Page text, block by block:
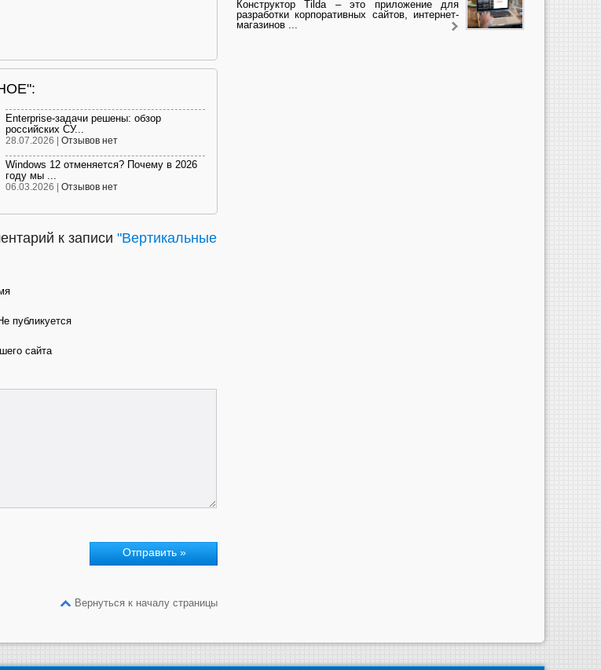
Enterprise-задачи решены: обзор
российских СУ...
28.07.2026 | Отзывов нет
Windows 12 отменяется? Почему в 2026
году мы ...
06.03.2026 | Отзывов нет
к записи "Вертикальные
публикуется
сайта
Вернуться к началу страницы
Конструктор Tilda – это приложение для
разработки корпоративных сайтов, интернет-
магазинов ...